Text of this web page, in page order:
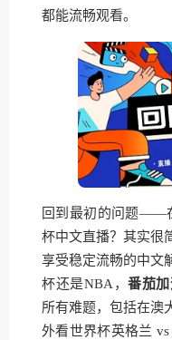
都能流畅观看。
回到最初的问题——
杯中文直播？其实很
享受稳定流畅的中文
杯还是NBA，番茄
所有难题，包括在澳
外看世界杯英格兰